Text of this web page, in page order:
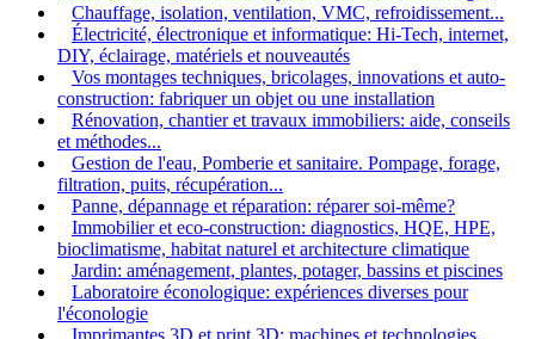
Chauffage, isolation, ventilation, VMC, refroidissement...
Électricité, électronique et informatique: Hi-Tech, internet,
DIY, éclairage, matériels et nouveautés
Vos montages techniques, bricolages, innovations et auto-
construction: fabriquer un objet ou une installation
Rénovation, chantier et travaux immobiliers: aide, conseils
et méthodes...
Gestion de l'eau, Pomberie et sanitaire. Pompage, forage,
filtration, puits, récupération...
Panne, dépannage et réparation: réparer soi-même?
Immobilier et eco-construction: diagnostics, HQE, HPE,
bioclimatisme, habitat naturel et architecture climatique
Jardin: aménagement, plantes, potager, bassins et piscines
Laboratoire éconologique: expériences diverses pour
l'éconologie
Imprimantes 3D et print 3D: machines et technologies,